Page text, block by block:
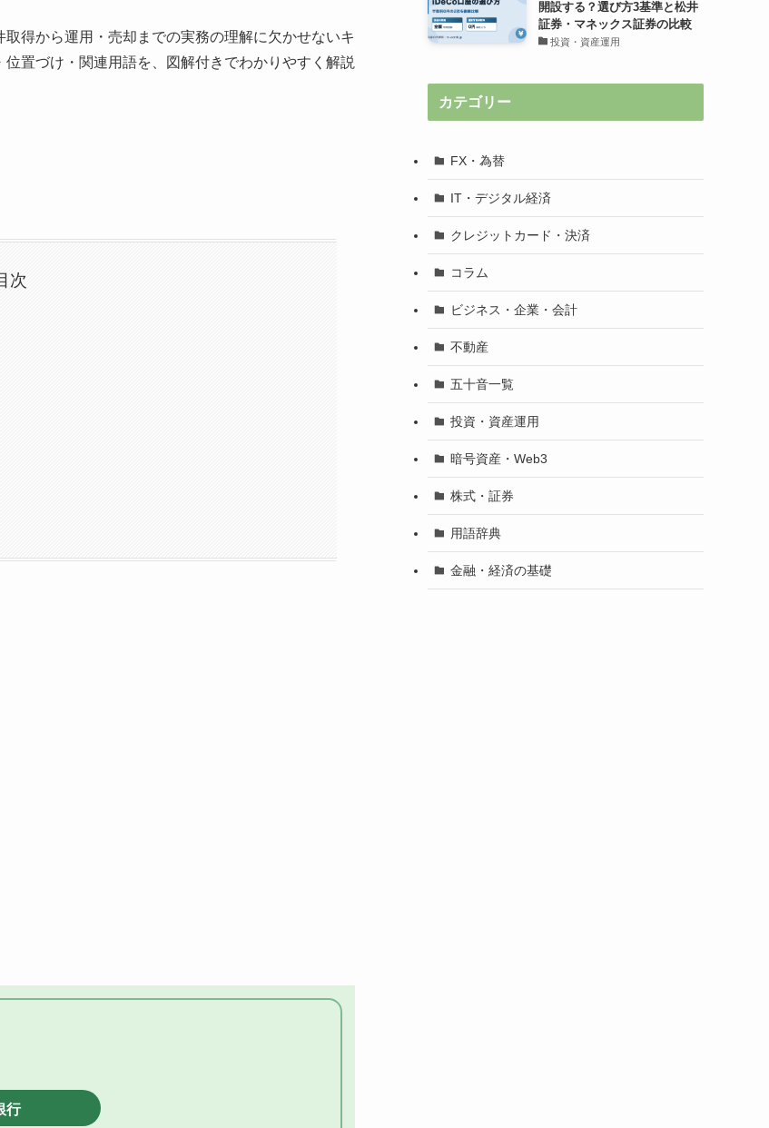
得から運用・売却までの実務の理解に欠かせないキ
置づけ・関連用語を、図解付きでわかりやすく解説
次
行
開設する？選び方3基準と松井
証券・マネックス証券の比較
投資・資産運用
カテゴリー
FX・為替
IT・デジタル経済
クレジットカード・決済
コラム
ビジネス・企業・会計
不動産
五十音一覧
投資・資産運用
暗号資産・Web3
株式・証券
用語辞典
金融・経済の基礎